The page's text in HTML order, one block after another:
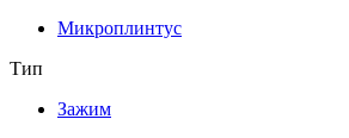
Микроплинтус
Тип
Зажим